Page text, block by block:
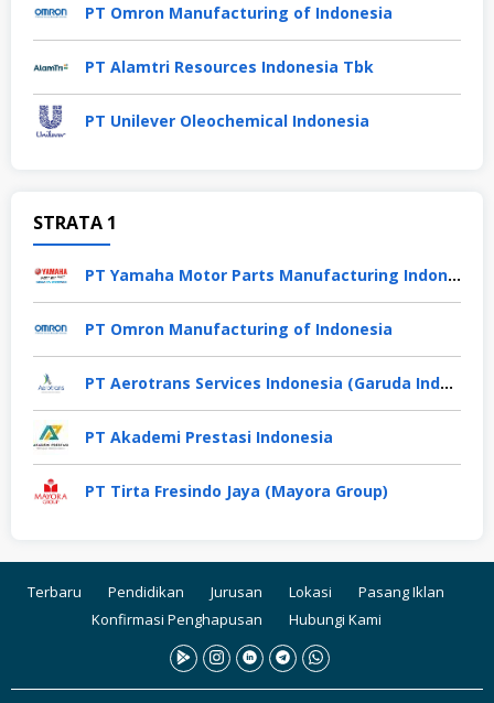
PT Omron Manufacturing of Indonesia
PT Alamtri Resources Indonesia Tbk
PT Unilever Oleochemical Indonesia
STRATA 1
PT Yamaha Motor Parts Manufacturing Indonesia
PT Omron Manufacturing of Indonesia
PT Aerotrans Services Indonesia (Garuda Indonesia Group)
PT Akademi Prestasi Indonesia
PT Tirta Fresindo Jaya (Mayora Group)
Terbaru Pendidikan Jurusan Lokasi
Pasang Iklan
Konfirmasi Penghapusan
Hubungi Kami